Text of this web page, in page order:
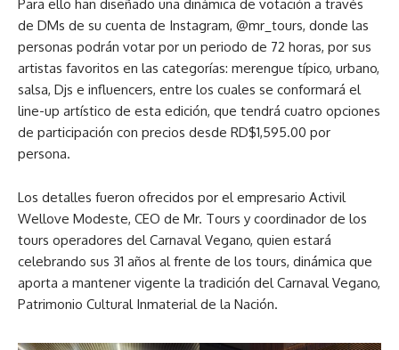
Para ello han diseñado una dinámica de votación a través
de DMs de su cuenta de Instagram, @mr_tours, donde las
personas podrán votar por un periodo de 72 horas, por sus
artistas favoritos en las categorías: merengue típico, urbano,
salsa, Djs e influencers, entre los cuales se conformará el
line-up artístico de esta edición, que tendrá cuatro opciones
de participación con precios desde RD$1,595.00 por
persona.
Los detalles fueron ofrecidos por el empresario Activil
Wellove Modeste, CEO de Mr. Tours y coordinador de los
tours operadores del Carnaval Vegano, quien estará
celebrando sus 31 años al frente de los tours, dinámica que
aporta a mantener vigente la tradición del Carnaval Vegano,
Patrimonio Cultural Inmaterial de la Nación.